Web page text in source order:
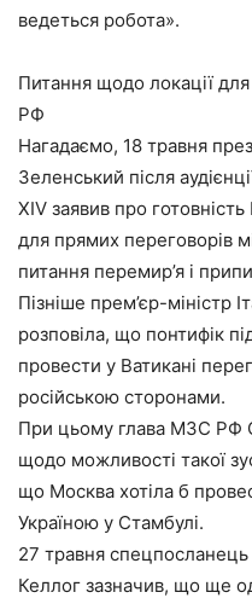
ведеться робота».
Питання щодо локації
РФ
Нагадаємо, 18 травня
Зеленський після
XIV заявив про
для прямих переговорів
питання перемир’я і
Пізніше прем’єр-міністр
розповіла, що понтифік
провести у Ватикані
російською сторонами.
При цьому глава МЗС РФ
щодо можливості такої
що Москва хотіла б
Україною у Стамбулі.
27 травня
Келлог зазначив, що ще